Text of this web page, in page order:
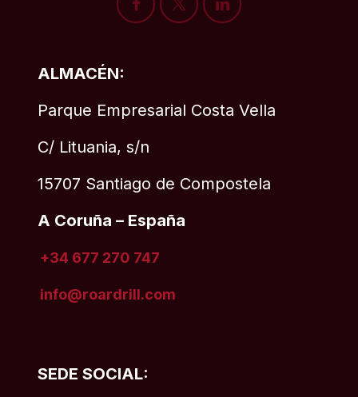
SEDE SOCIAL:
ALMACÉN:
Parque Empresarial Costa Vella
C/ Lituania, s/n
15707 Santiago de Compostela
A Coruña – España
+34 677 270 747
info@roardrill.com